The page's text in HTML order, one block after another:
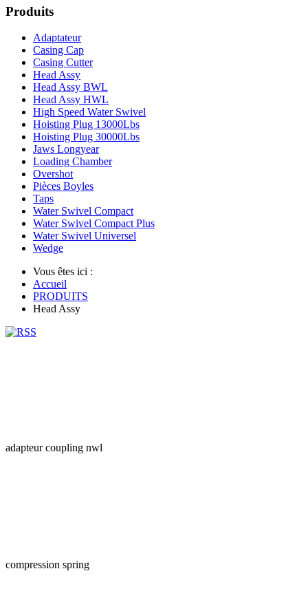
Produits
Adaptateur
Casing Cap
Casing Cutter
Head Assy
Head Assy BWL
Head Assy HWL
High Speed Water Swivel
Hoisting Plug 13000Lbs
Hoisting Plug 30000Lbs
Jaws Longyear
Loading Chamber
Overshot
Pièces Boyles
Taps
Water Swivel Compact
Water Swivel Compact Plus
Water Swivel Universel
Wedge
Vous êtes ici :
Accueil
PRODUITS
Head Assy
adapteur coupling nwl
compression spring